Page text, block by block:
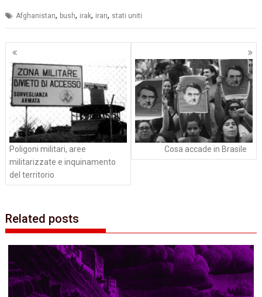
Afghanistan, bush, irak, iran, stati uniti
Navigazione
articoli
Poligoni militari, aree
militarizzate e inquinamento
del territorio
Cosa accade in Brasile
Related posts